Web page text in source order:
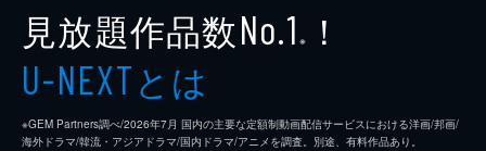
見放題作品数No.1 ※ ！
U-NEXTとは
※GEM Partners調べ/2026年7⽉ 国内の主要な定額制動画配信サービスにおける洋画/邦画/
海外ドラマ/韓流・アジアドラマ/国内ドラマ/アニメを調査。別途、有料作品あり。